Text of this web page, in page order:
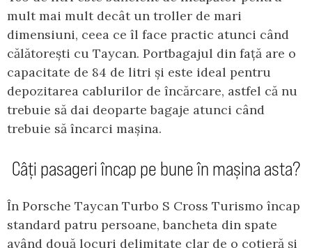
mult mai mult decât un troller de mari
dimensiuni, ceea ce îl face practic atunci când
călătorești cu Taycan. Portbagajul din față are o
capacitate de 84 de litri și este ideal pentru
depozitarea cablurilor de încărcare, astfel că nu
trebuie să dai deoparte bagaje atunci când
trebuie să încarci mașina.
Câți pasageri încap pe bune în mașina asta?
În Porsche Taycan Turbo S Cross Turismo încap
standard patru persoane, bancheta din spate
având două locuri delimitate clar de o cotieră și